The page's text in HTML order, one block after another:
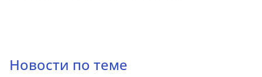
Новости по теме